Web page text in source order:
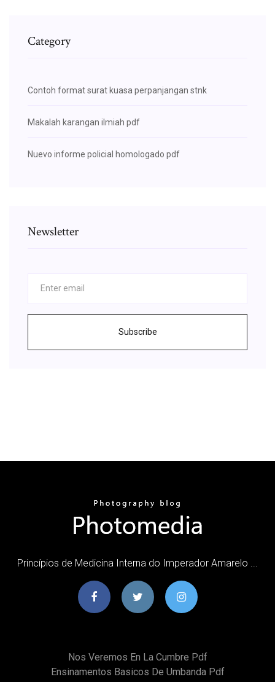
Category
Contoh format surat kuasa perpanjangan stnk
Makalah karangan ilmiah pdf
Nuevo informe policial homologado pdf
Newsletter
Subscribe
Princípios de Medicina Interna do Imperador Amarelo ...
Nos Veremos En La Cumbre Pdf
Ensinamentos Basicos De Umbanda Pdf